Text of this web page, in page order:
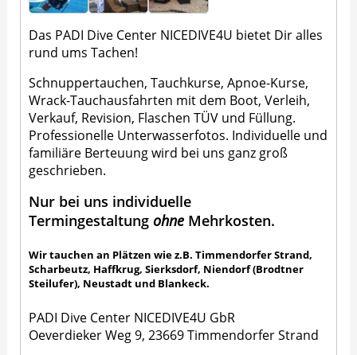
Das PADI Dive Center NICEDIVE4U bietet Dir alles
rund ums Tachen!
Schnuppertauchen, Tauchkurse, Apnoe-Kurse,
Wrack-Tauchausfahrten mit dem Boot, Verleih,
Verkauf, Revision, Flaschen TÜV und Füllung.
Professionelle Unterwasserfotos. Individuelle und
familiäre Berteuung wird bei uns ganz groß
geschrieben.
Nur bei uns individuelle
Termingestaltung ohne Mehrkosten.
Wir tauchen an Plätzen wie z.B. Timmendorfer Strand,
Scharbeutz, Haffkrug, Sierksdorf, Niendorf (Brodtner
Steilufer), Neustadt und Blankeck.
PADI Dive Center NICEDIVE4U GbR
Oeverdieker Weg 9, 23669 Timmendorfer Strand